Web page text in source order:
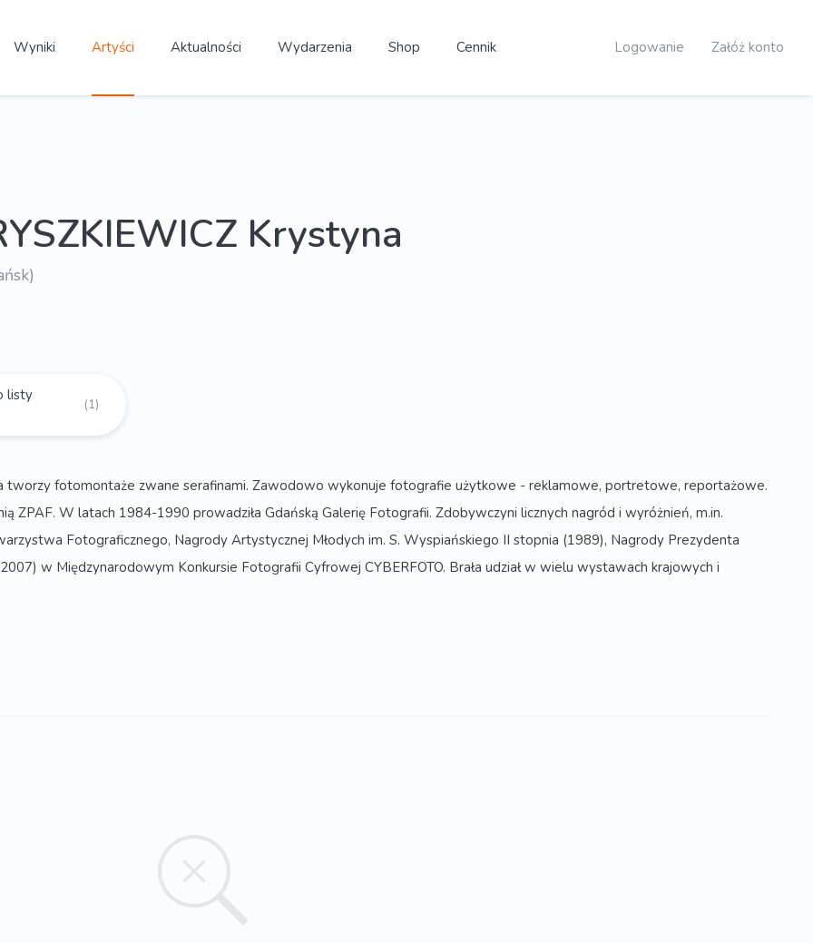
Wyniki Artyści Aktualności Wydarzenia Shop Cennik Logowanie Załóż konto
Krystyna
listy
(1)
tworzy fotomontaże zwane serafinami. Zawodowo wykonuje fotografie użytkowe - reklamowe, portretowe, reportażowe.
ZPAF. W latach 1984-1990 prowadziła Gdańską Galerię Fotografii. Zdobywczyni licznych nagród i wyróżnień, m.in.
Fotograficznego, Nagrody Artystycznej Młodych im. S. Wyspiańskiego II stopnia (1989), Nagrody Prezydenta
w Międzynarodowym Konkursie Fotografii Cyfrowej CYBERFOTO. Brała udział w wielu wystawach krajowych i